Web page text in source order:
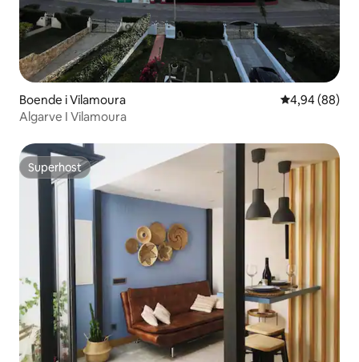
Boende i Vilamoura 4,94 av 5 i
4,94 (88)
Algarve I Vilamoura
Superhost
Superhost